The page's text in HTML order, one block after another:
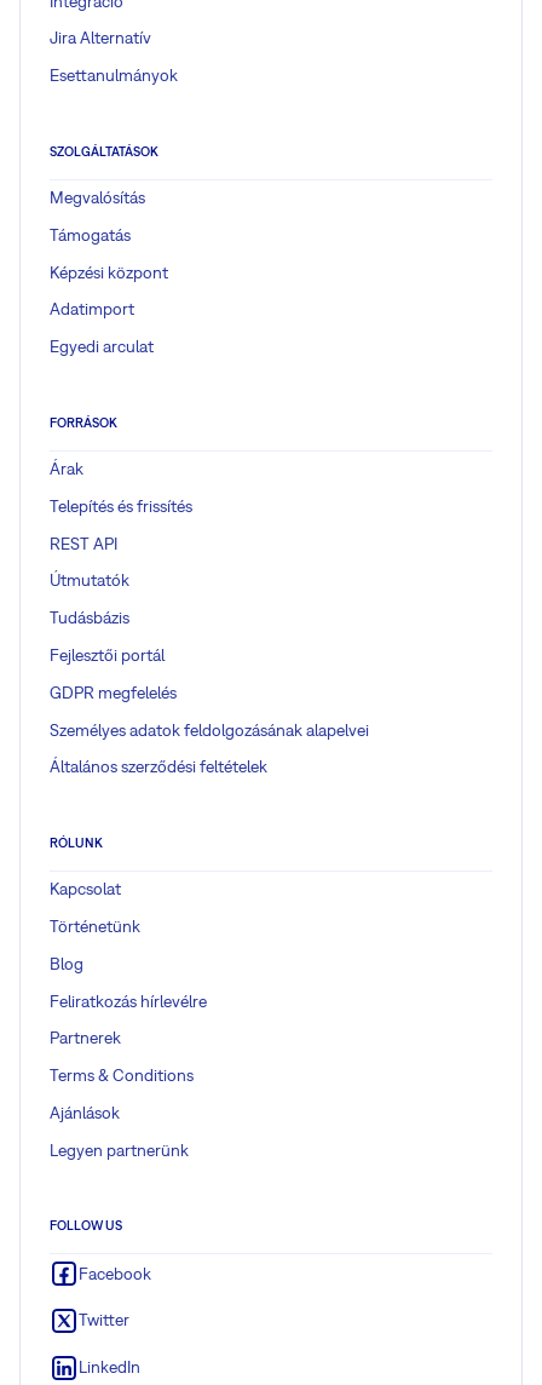
Jira Alternatív
Esettanulmányok
SZOLGÁLTATÁSOK
Megvalósítás
Támogatás
Képzési központ
Adatimport
Egyedi arculat
FORRÁSOK
Árak
Telepítés és frissítés
REST API
Útmutatók
Tudásbázis
Fejlesztői portál
GDPR megfelelés
Személyes adatok feldolgozásának alapelvei
Általános szerződési feltételek
RÓLUNK
Kapcsolat
Történetünk
Blog
Feliratkozás hírlevélre
Partnerek
Terms & Conditions
Ajánlások
Legyen partnerünk
FOLLOW US
Facebook
Twitter
LinkedIn